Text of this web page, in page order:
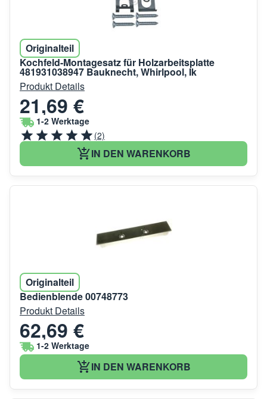
Originalteil
Kochfeld-Montagesatz für Holzarbeitsplatte
481931038947 Bauknecht, Whirlpool, Ik
Produkt Details
21,69 €
1-2 Werktage
(2)
IN DEN WARENKORB
Originalteil
Bedienblende 00748773
Produkt Details
62,69 €
1-2 Werktage
IN DEN WARENKORB